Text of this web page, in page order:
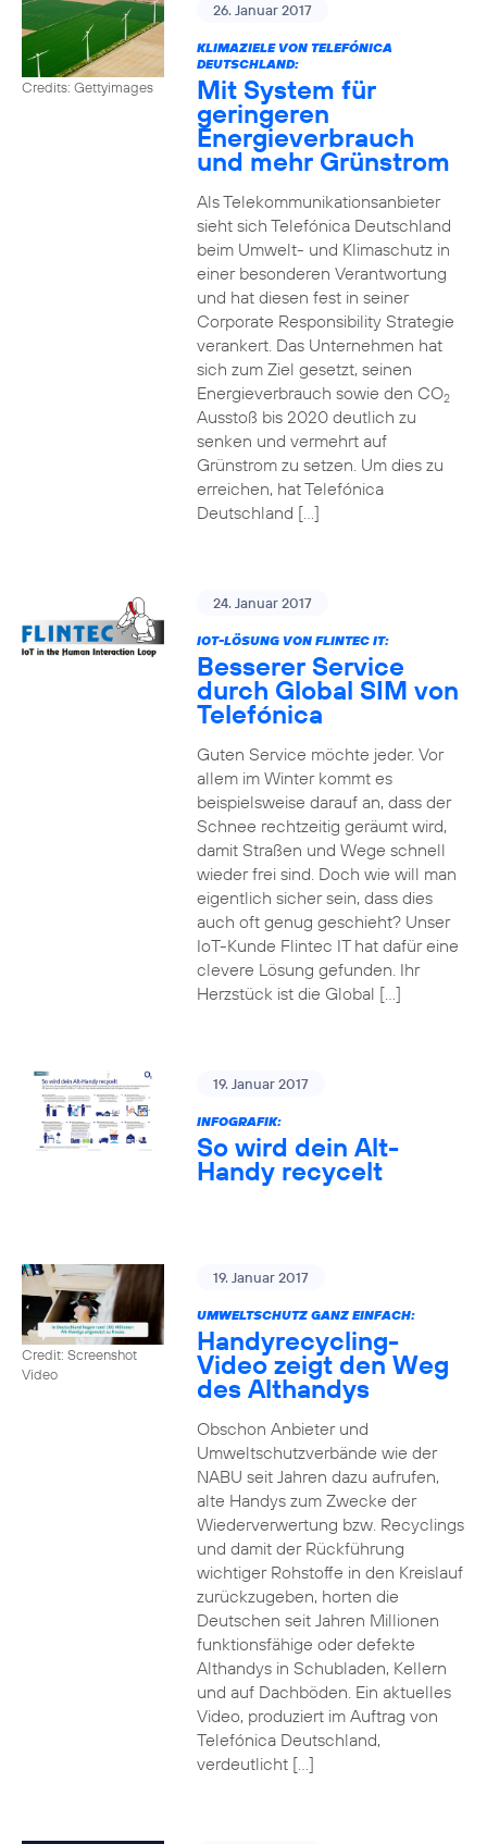
Credits: Gettyimages
26. Januar 2017
KLIMAZIELE VON TELEFÓNICA
DEUTSCHLAND:
Mit System für
geringeren
Energieverbrauch
und mehr Grünstrom
Als Telekommunikationsanbieter
sieht sich Telefónica Deutschland
beim Umwelt- und Klimaschutz in
einer besonderen Verantwortung
und hat diesen fest in seiner
Corporate Responsibility Strategie
verankert. Das Unternehmen hat
sich zum Ziel gesetzt, seinen
Energieverbrauch sowie den CO2
Ausstoß bis 2020 deutlich zu
senken und vermehrt auf
Grünstrom zu setzen. Um dies zu
erreichen, hat Telefónica
Deutschland […]
24. Januar 2017
IOT-LÖSUNG VON FLINTEC IT:
Besserer Service
durch Global SIM von
Telefónica
Guten Service möchte jeder. Vor
allem im Winter kommt es
beispielsweise darauf an, dass der
Schnee rechtzeitig geräumt wird,
damit Straßen und Wege schnell
wieder frei sind. Doch wie will man
eigentlich sicher sein, dass dies
auch oft genug geschieht? Unser
IoT-Kunde Flintec IT hat dafür eine
clevere Lösung gefunden. Ihr
Herzstück ist die Global […]
19. Januar 2017
INFOGRAFIK:
So wird dein Alt-
Handy recycelt
Credit: Screenshot
Video
19. Januar 2017
UMWELTSCHUTZ GANZ EINFACH:
Handyrecycling-
Video zeigt den Weg
des Althandys
Obschon Anbieter und
Umweltschutzverbände wie der
NABU seit Jahren dazu aufrufen,
alte Handys zum Zwecke der
Wiederverwertung bzw. Recyclings
und damit der Rückführung
wichtiger Rohstoffe in den Kreislauf
zurückzugeben, horten die
Deutschen seit Jahren Millionen
funktionsfähige oder defekte
Althandys in Schubladen, Kellern
und auf Dachböden. Ein aktuelles
Video, produziert im Auftrag von
Telefónica Deutschland,
verdeutlicht […]